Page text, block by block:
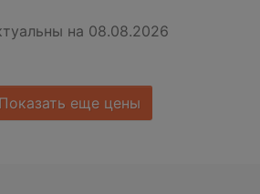
на 08.08.2026
Показать еще цены